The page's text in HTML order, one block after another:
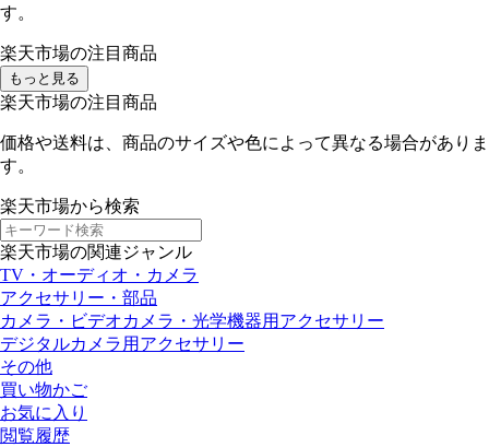
す。
楽天市場の注目商品
もっと見る
楽天市場の注目商品
価格や送料は、商品のサイズや色によって異なる場合がありま
す。
楽天市場から検索
楽天市場の関連ジャンル
TV・オーディオ・カメラ
アクセサリー・部品
カメラ・ビデオカメラ・光学機器用アクセサリー
デジタルカメラ用アクセサリー
その他
買い物かご
お気に入り
閲覧履歴